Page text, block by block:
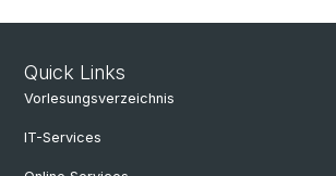
Quick Links
Vorlesungsverzeichnis
IT-Services